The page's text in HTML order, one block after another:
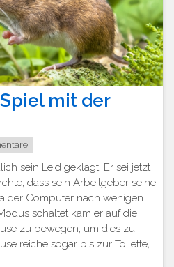
Spiel mit der
sein Leid geklagt. Er sei jetzt
dass sein Arbeitgeber seine
der Computer nach wenigen
schaltet kam er auf die
zu bewegen, um dies zu
reiche sogar bis zur Toilette,